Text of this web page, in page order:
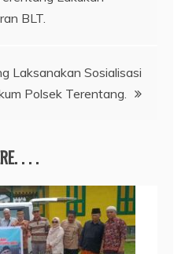
BLT.
Laksanakan Sosialisasi
Polsek Terentang.
. . .